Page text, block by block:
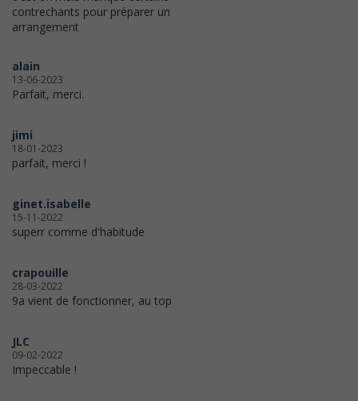
contrechants pour préparer un
arrangement
alain
13-06-2023
Parfait, merci.
jimi
18-01-2023
parfait, merci !
ginet.isabelle
15-11-2022
superr comme d'habitude
crapouille
28-03-2022
9a vient de fonctionner, au top
JLC
09-02-2022
Impeccable !